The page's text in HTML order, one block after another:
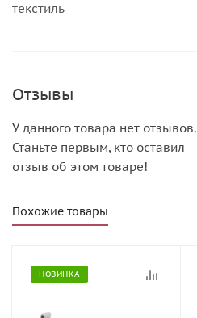
текстиль
Отзывы
У данного товара нет отзывов.
Станьте первым, кто оставил
отзыв об этом товаре!
Похожие товары
НОВИНКА